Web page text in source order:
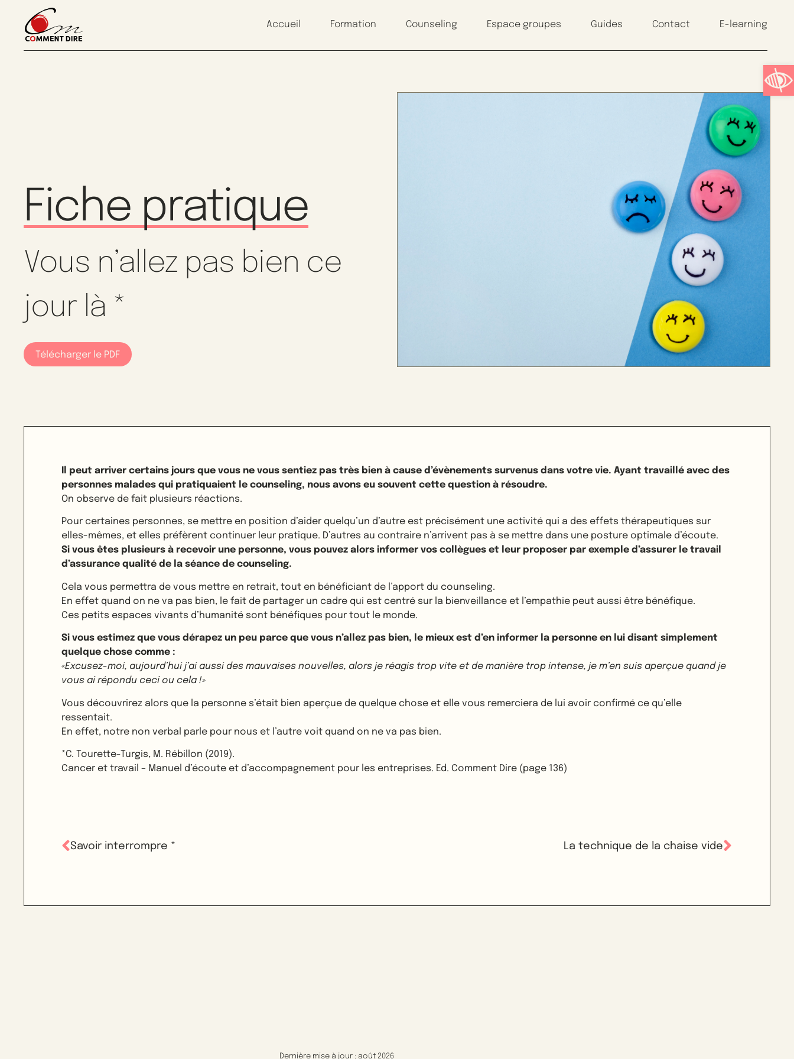
Ouvrir
Accueil Formation Counseling Espace groupes Guides Contact E-learning
Fiche pratique
Vous n’allez pas bien ce
jour là *
Télécharger le PDF
Il peut arriver certains jours que vous ne vous sentiez pas très bien à cause d’évènements survenus dans votre vie. Ayant travaillé avec des
personnes malades qui pratiquaient le counseling, nous avons eu souvent cette question à résoudre.
On observe de fait plusieurs réactions.
Pour certaines personnes, se mettre en position d’aider quelqu’un d’autre est précisément une activité qui a des effets thérapeutiques sur
elles-mêmes, et elles préfèrent continuer leur pratique. D’autres au contraire n’arrivent pas à se mettre dans une posture optimale d’écoute.
Si vous êtes plusieurs à recevoir une personne, vous pouvez alors informer vos collègues et leur proposer par exemple d’assurer le travail
d’assurance qualité de la séance de counseling.
Cela vous permettra de vous mettre en retrait, tout en bénéficiant de l’apport du counseling.
En effet quand on ne va pas bien, le fait de partager un cadre qui est centré sur la bienveillance et l’empathie peut aussi être bénéfique.
Ces petits espaces vivants d’humanité sont bénéfiques pour tout le monde.
Si vous estimez que vous dérapez un peu parce que vous n’allez pas bien, le mieux est d’en informer la personne en lui disant simplement
quelque chose comme :
«Excusez-moi, aujourd’hui j’ai aussi des mauvaises nouvelles, alors je réagis trop vite et de manière trop intense, je m’en suis aperçue quand je
vous ai répondu ceci ou cela !»
Vous découvrirez alors que la personne s’était bien aperçue de quelque chose et elle vous remerciera de lui avoir confirmé ce qu’elle
ressentait.
En effet, notre non verbal parle pour nous et l’autre voit quand on ne va pas bien.
*C. Tourette-Turgis, M. Rébillon (2019).
Cancer et travail – Manuel d’écoute et d’accompagnement pour les entreprises. Ed. Comment Dire (page 136)
Savoir interrompre * La technique de la chaise vide
Dernière mise à jour : août 2026